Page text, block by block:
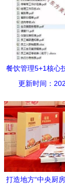
餐饮管理5+1核心
与
更新时间：
打造地方“中央厨